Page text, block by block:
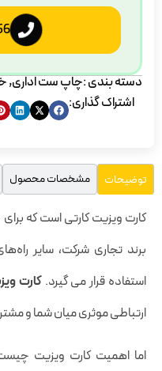
دسته بندی :چاپ ست اداری,
اشتراک گذاری:
توضیحات مشخصات محصول
کارت ویزیت کارتی است که
برند تجاری شرکت، سایر
استفاده قرار می گیرد.‌کارت
ارتباطی موثری میان شما و
اما اهمیت کارت ویزیت